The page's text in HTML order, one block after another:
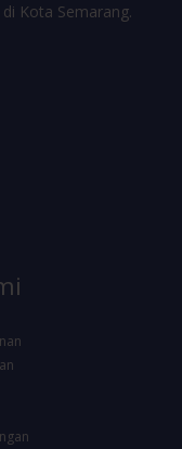
Kota Semarang.